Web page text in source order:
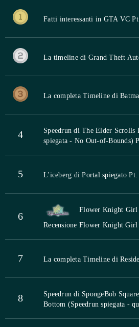
Fatti interessanti in GTA VC
La timeline di Grand Theft
La completa Timeline di
4
Speedrun di The Elder
spiegata - No Out-of-Bounds)
5 L'iceberg di Portal spiegato Pt.
6
Flower Knight Girl
Recensione Flower Knight Girl
7 La completa Timeline di
8
Speedrun di SpongeBob
Bottom (Speedrun spiegata -